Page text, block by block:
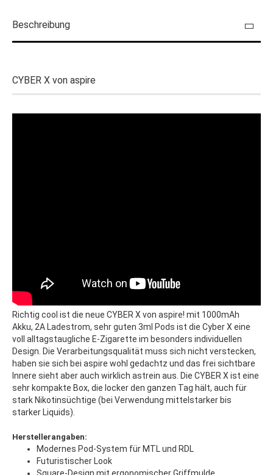
Beschreibung
CYBER X von aspire
Richtig cool ist die neue CYBER X von aspire! mit 1000mAh
Akku, 2A Ladestrom, sehr guten 3ml Pods ist die Cyber X eine
voll alltagstaugliche E-Zigarette im besonders individuellen
Design. Die Verarbeitungsqualität muss sich nicht verstecken,
haben sie sich bei aspire wohl gedachtz und das frei sichtbare
Innere sieht aber auch wirklich astrein aus. Die CYBER X ist eine
sehr kompakte Box, die locker den ganzen Tag hält, auch für
stark Nikotinsüchtige (bei Verwendung mittelstarker bis
starker Liquids).
Herstellerangaben:
Modernes Pod-System für MTL und RDL
Futuristischer Look
Square-Design mit ergonomischer Griffmulde